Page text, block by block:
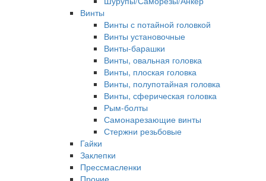
Винты
Винты с потайной головкой
Винты установочные
Винты-барашки
Винты, овальная головка
Винты, плоская головка
Винты, полупотайная головка
Винты, сферическая головка
Рым-болты
Самонарезающие винты
Стержни резьбовые
Гайки
Заклепки
Прессмасленки